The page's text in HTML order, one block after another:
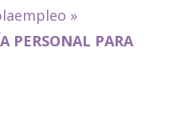
»
PERSONAL PARA